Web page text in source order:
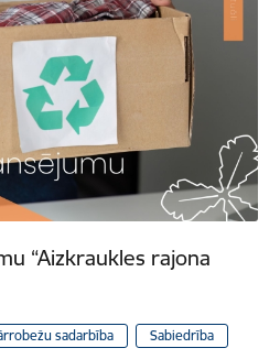
“Aizkraukles rajona
sadarbība Sabiedrība